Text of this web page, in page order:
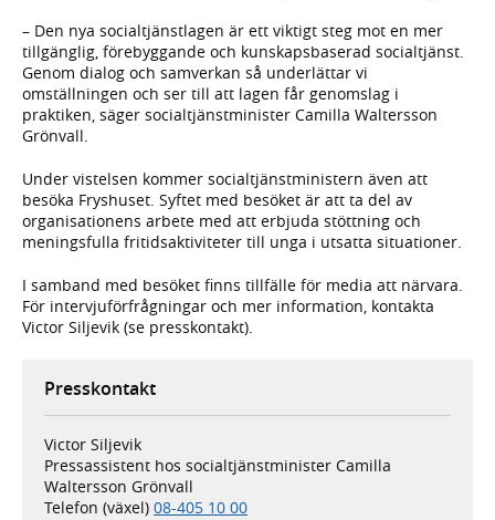
– Den nya socialtjänstlagen är ett viktigt steg mot en mer
tillgänglig, förebyggande och kunskapsbaserad socialtjänst.
Genom dialog och samverkan så underlättar vi
omställningen och ser till att lagen får genomslag i
praktiken, säger socialtjänstminister Camilla Waltersson
Grönvall.
Under vistelsen kommer socialtjänstministern även att
besöka Fryshuset. Syftet med besöket är att ta del av
organisationens arbete med att erbjuda stöttning och
meningsfulla fritidsaktiviteter till unga i utsatta situationer.
I samband med besöket finns tillfälle för media att närvara.
För intervjuförfrågningar och mer information, kontakta
Victor Siljevik (se presskontakt).
Presskontakt
Victor Siljevik
Pressassistent hos socialtjänstminister Camilla
Waltersson Grönvall
Telefon (växel) 08-405 10 00